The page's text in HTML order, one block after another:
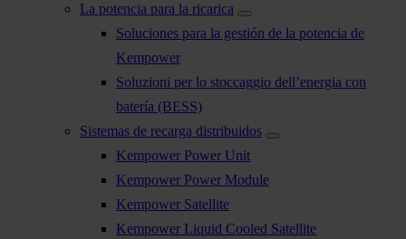
La potencia para la ricarica
Soluciones para la gestión de la potencia de
Kempower
Soluzioni per lo stoccaggio dell’energia con
batería (BESS)
Sistemas de recarga distribuidos
Kempower Power Unit
Kempower Power Module
Kempower Satellite
Kempower Liquid Cooled Satellite